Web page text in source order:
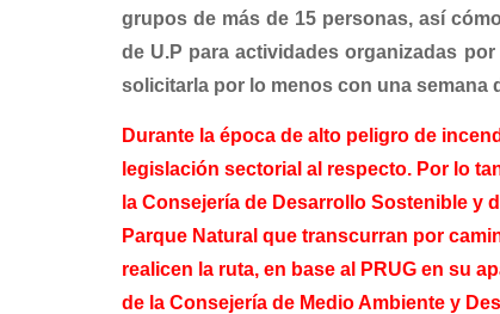
grupos de más de 15 personas, así
de U.P para actividades organizadas
solicitarla por lo menos con una semana
Durante la época de alto peligro de
legislación sectorial al respecto. Por lo
la Consejería de Desarrollo Sostenible y
Parque Natural que transcurran por
realicen la ruta, en base al PRUG en su
de la Consejería de Medio Ambiente y